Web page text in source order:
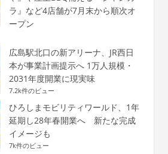
ラ』など4店舗が7月末から順次オ
ープン
広島駅北口の新アリーナ、JR西日
本が事業計画提示へ 1万人規模・
2031年度開業に現実味
7.2k件のビュー
ひろしまモビリティワールド、1年
延期し28年春開業へ 新たな完成
イメージも
7k件のビュー